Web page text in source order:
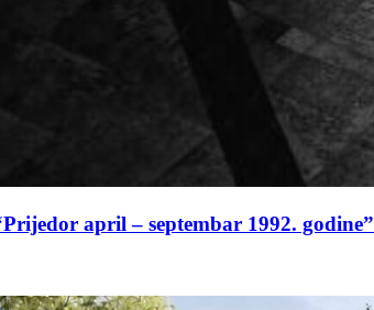
april – septembar 1992. godine”